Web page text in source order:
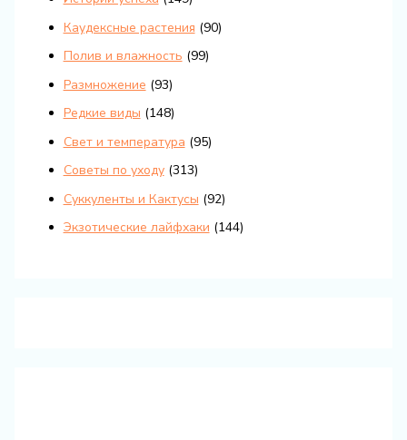
Каудексные растения (90)
Полив и влажность (99)
Размножение (93)
Редкие виды (148)
Свет и температура (95)
Советы по уходу(313)
Суккуленты и Кактусы (92)
Экзотические лайфхаки (144)